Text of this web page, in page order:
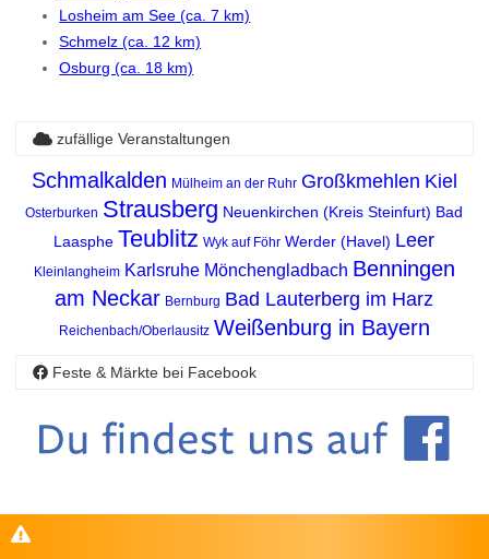
Losheim am See (ca. 7 km)
Schmelz (ca. 12 km)
Osburg (ca. 18 km)
zufällige Veranstaltungen
Schmalkalden Mülheim an der Ruhr Großkmehlen Kiel
Osterburken Strausberg Neuenkirchen (Kreis Steinfurt) Bad
Laasphe Teublitz Wyk auf Föhr Werder (Havel) Leer
Kleinlangheim Karlsruhe Mönchengladbach Benningen
am Neckar Bernburg Bad Lauterberg im Harz
Reichenbach/Oberlausitz Weißenburg in Bayern
Feste & Märkte bei Facebook